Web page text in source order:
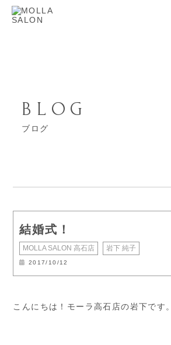
BLOG
ブログ
結婚式！
MOLLA SALON 高石店 岩下 純子
2017/10/12
こんにちは！モーラ高石店の岩下です。